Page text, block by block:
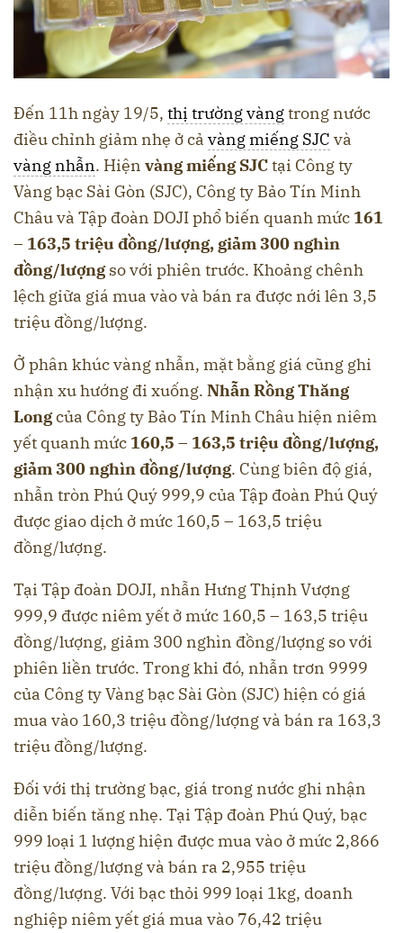
Đến 11h ngày 19/5, thị trường vàngtrong nước
điều chỉnh giảm nhẹ ở cả vàng miếng SJC và
vàng nhẫn. Hiện vàng miếng SJCtại Công ty
Vàng bạc Sài Gòn (SJC), Công ty Bảo Tín Minh
Châu và Tập đoàn DOJI phổ biến quanh mức 161
– 163,5 triệu đồng/lượng, giảm 300 nghìn
đồng/lượngso với phiên trước. Khoảng chênh
lệch giữa giá mua vào và bán ra được nới lên 3,5
triệu đồng/lượng.
Ở phân khúc vàng nhẫn, mặt bằng giá cũng ghi
nhận xu hướng đi xuống. Nhẫn Rồng Thăng
Longcủa Công ty Bảo Tín Minh Châu hiện niêm
yết quanh mức 160,5 – 163,5 triệu đồng/lượng,
giảm 300 nghìn đồng/lượng. Cùng biên độ giá,
nhẫn tròn Phú Quý 999,9 của Tập đoàn Phú Quý
được giao dịch ở mức 160,5 – 163,5 triệu
đồng/lượng.
Tại Tập đoàn DOJI, nhẫn Hưng Thịnh Vượng
999,9 được niêm yết ở mức 160,5 – 163,5 triệu
đồng/lượng, giảm 300 nghìn đồng/lượng so với
phiên liền trước. Trong khi đó, nhẫn trơn 9999
của Công ty Vàng bạc Sài Gòn (SJC) hiện có giá
mua vào 160,3 triệu đồng/lượng và bán ra 163,3
triệu đồng/lượng.
Đối với thị trường bạc, giá trong nước ghi nhận
diễn biến tăng nhẹ. Tại Tập đoàn Phú Quý, bạc
999 loại 1 lượng hiện được mua vào ở mức 2,866
triệu đồng/lượng và bán ra 2,955 triệu
đồng/lượng. Với bạc thỏi 999 loại 1kg, doanh
nghiệp niêm yết giá mua vào 76,42 triệu